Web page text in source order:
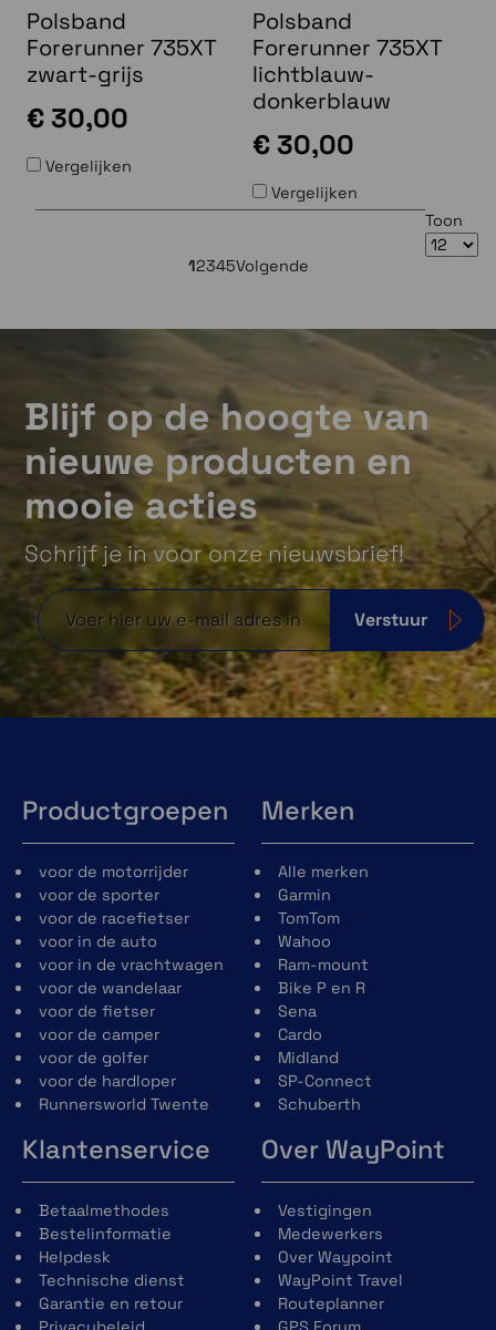
Polsband
Forerunner 735XT
zwart-grijs
€ 30,00
Vergelijken
Polsband
Forerunner 735XT
lichtblauw-
donkerblauw
€ 30,00
Vergelijken
12345Volgende
Toon
Blijf op de hoogte van
nieuwe producten en
mooie acties
Schrijf je in voor onze nieuwsbrief!
Verstuur
Productgroepen
voor de motorrijder
voor de sporter
voor de racefietser
voor in de auto
voor in de vrachtwagen
voor de wandelaar
voor de fietser
voor de camper
voor de golfer
voor de hardloper
Runnersworld Twente
Merken
Alle merken
Garmin
TomTom
Wahoo
Ram-mount
Bike P en R
Sena
Cardo
Midland
SP-Connect
Schuberth
Klantenservice
Betaalmethodes
Bestelinformatie
Helpdesk
Technische dienst
Garantie en retour
Over WayPoint
Vestigingen
Medewerkers
Over Waypoint
WayPoint Travel
Routeplanner